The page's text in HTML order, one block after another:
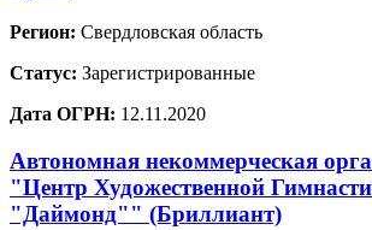
Регион: Свердловская область
Статус: Зарегистрированные
Дата ОГРН: 12.11.2020
Автономная некоммерческая
"Центр Художественной
"Даймонд"" (Бриллиант)